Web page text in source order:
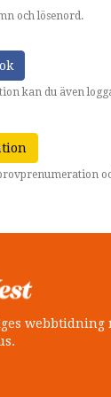
och lösenord.
kan du även
webbtidning